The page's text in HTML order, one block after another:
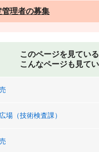
管理者の募集
このページを見てい
こんなページも見て
場（技術検査課）